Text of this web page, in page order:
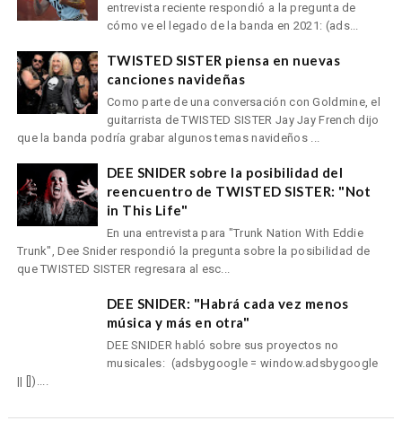
entrevista reciente respondió a la pregunta de
cómo ve el legado de la banda en 2021: (ads...
TWISTED SISTER piensa en nuevas
canciones navideñas
Como parte de una conversación con Goldmine, el
guitarrista de TWISTED SISTER Jay Jay French dijo
que la banda podría grabar algunos temas navideños ...
DEE SNIDER sobre la posibilidad del
reencuentro de TWISTED SISTER: "Not
in This Life"
En una entrevista para "Trunk Nation With Eddie
Trunk", Dee Snider respondió la pregunta sobre la posibilidad de
que TWISTED SISTER regresara al esc...
DEE SNIDER: "Habrá cada vez menos
música y más en otra"
DEE SNIDER habló sobre sus proyectos no
musicales: (adsbygoogle = window.adsbygoogle
|| [])....